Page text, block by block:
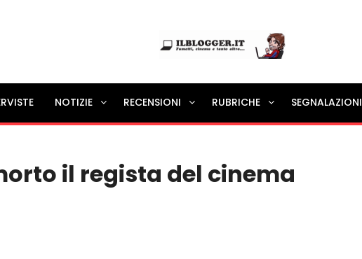
Ilblogger.it
Il portalino di blog |
NOTIZIE RECENSIONI RUBRICHE SEGNALAZIONI
il regista del cinema